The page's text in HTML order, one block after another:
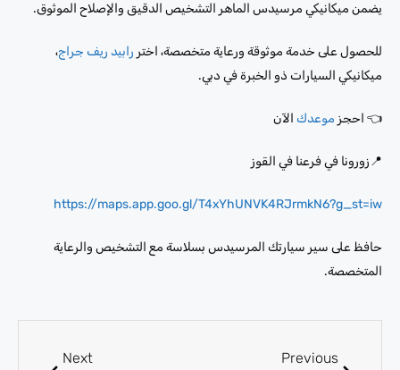
يضمن ميكانيكي مرسيدس الماهر التشخيص الدقيق والإصلاح الموثوق.
للحصول على خدمة موثوقة ورعاية متخصصة، اختر رابيد ريف جراج،
ميكانيكي السيارات ذو الخبرة في دبي.
👈 احجز موعدك الآن
📍زورونا في فرعنا في القوز
https://maps.app.goo.gl/T4xYhUNVK4RJrmkN6?g_st=iw
حافظ على سير سيارتك المرسيدس بسلاسة مع التشخيص والرعاية
المتخصصة.
Previous
Next